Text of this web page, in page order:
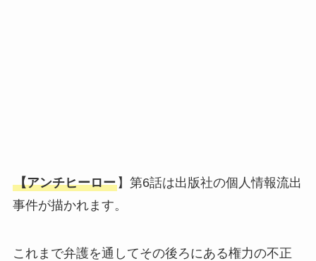
【アンチヒーロー】第6話は出版社の個人情報流出
事件が描かれます。
これまで弁護を通してその後ろにある権力の不正